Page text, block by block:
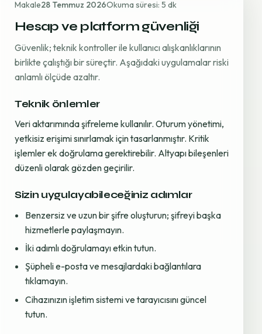
Makale28 Temmuz 2026Okuma süresi: 5 dk
Hesap ve platform güvenliği
Güvenlik; teknik kontroller ile kullanıcı alışkanlıklarının
birlikte çalıştığı bir süreçtir. Aşağıdaki uygulamalar riski
anlamlı ölçüde azaltır.
Teknik önlemler
Veri aktarımında şifreleme kullanılır. Oturum yönetimi,
yetkisiz erişimi sınırlamak için tasarlanmıştır. Kritik
işlemler ek doğrulama gerektirebilir. Altyapı bileşenleri
düzenli olarak gözden geçirilir.
Sizin uygulayabileceğiniz adımlar
Benzersiz ve uzun bir şifre oluşturun; şifreyi başka
hizmetlerle paylaşmayın.
İki adımlı doğrulamayı etkin tutun.
Şüpheli e-posta ve mesajlardaki bağlantılara
tıklamayın.
Cihazınızın işletim sistemi ve tarayıcısını güncel
tutun.